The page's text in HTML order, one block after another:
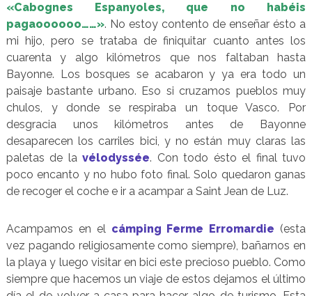
«Cabognes Espanyoles, que no habéis
pagaoooooo……». No estoy contento de enseñar ésto a
mi hijo, pero se trataba de finiquitar cuanto antes los
cuarenta y algo kilómetros que nos faltaban hasta
Bayonne. Los bosques se acabaron y ya era todo un
paisaje bastante urbano. Eso si cruzamos pueblos muy
chulos, y donde se respiraba un toque Vasco. Por
desgracia unos kilómetros antes de Bayonne
desaparecen los carriles bici, y no están muy claras las
paletas de lavélodyssée. Con todo ésto el final tuvo
poco encanto y no hubo foto final. Solo quedaron ganas
de recoger el coche e ir a acampar a Saint Jean de Luz.
Acampamos en el cámping Ferme Erromardie (esta
vez pagando religiosamente como siempre), bañarnos en
la playa y luego visitar en bici este precioso pueblo. Como
siempre que hacemos un viaje de estos dejamos el último